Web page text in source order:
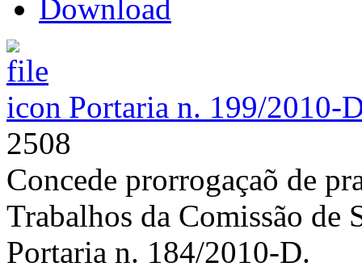
Download
Portaria n. 199/2010-
2508
Concede prorrogaçaõ de
Trabalhos da Comissão de
Portaria n. 184/2010-D.